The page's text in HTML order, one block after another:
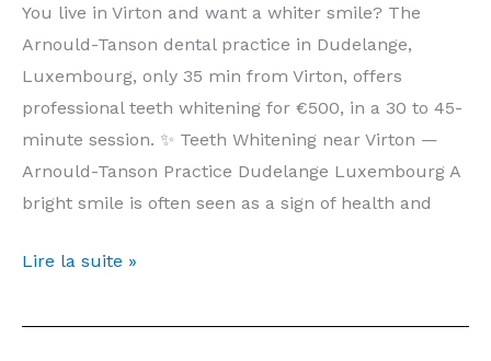
Cabinet
Arnould-
Tanson
Luxembourg
You live in Virton and want a whiter smile? The
Arnould-Tanson dental practice in Dudelange,
Luxembourg, only 35 min from Virton, offers
professional teeth whitening for €500, in a 30 to 45-
minute session. ✨ Teeth Whitening near Virton —
Arnould-Tanson Practice Dudelange Luxembourg A
bright smile is often seen as a sign of health and
Teeth
Virton
Lire la suite »